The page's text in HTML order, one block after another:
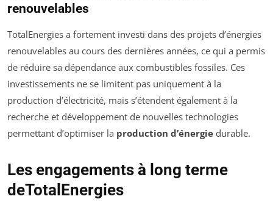
renouvelables
TotalEnergies a fortement investi dans des projets d’énergies
renouvelables au cours des dernières années, ce qui a permis
de réduire sa dépendance aux combustibles fossiles. Ces
investissements ne se limitent pas uniquement à la
production d’électricité, mais s’étendent également à la
recherche et développement de nouvelles technologies
permettant d’optimiser la production d’énergie durable.
Les engagements à long terme
deTotalEnergies